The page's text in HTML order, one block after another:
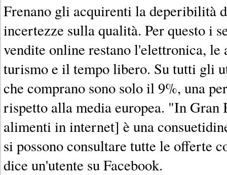
Frenano gli acquirenti la deperibilità
incertezze sulla qualità. Per questo i
vendite online restano l'elettronica,
turismo e il tempo libero. Su tutti gli
che comprano sono solo il 9%, una
rispetto alla media europea. "In Gran
alimenti in internet] è una
si possono consultare tutte le offerte
dice un'utente su Facebook.